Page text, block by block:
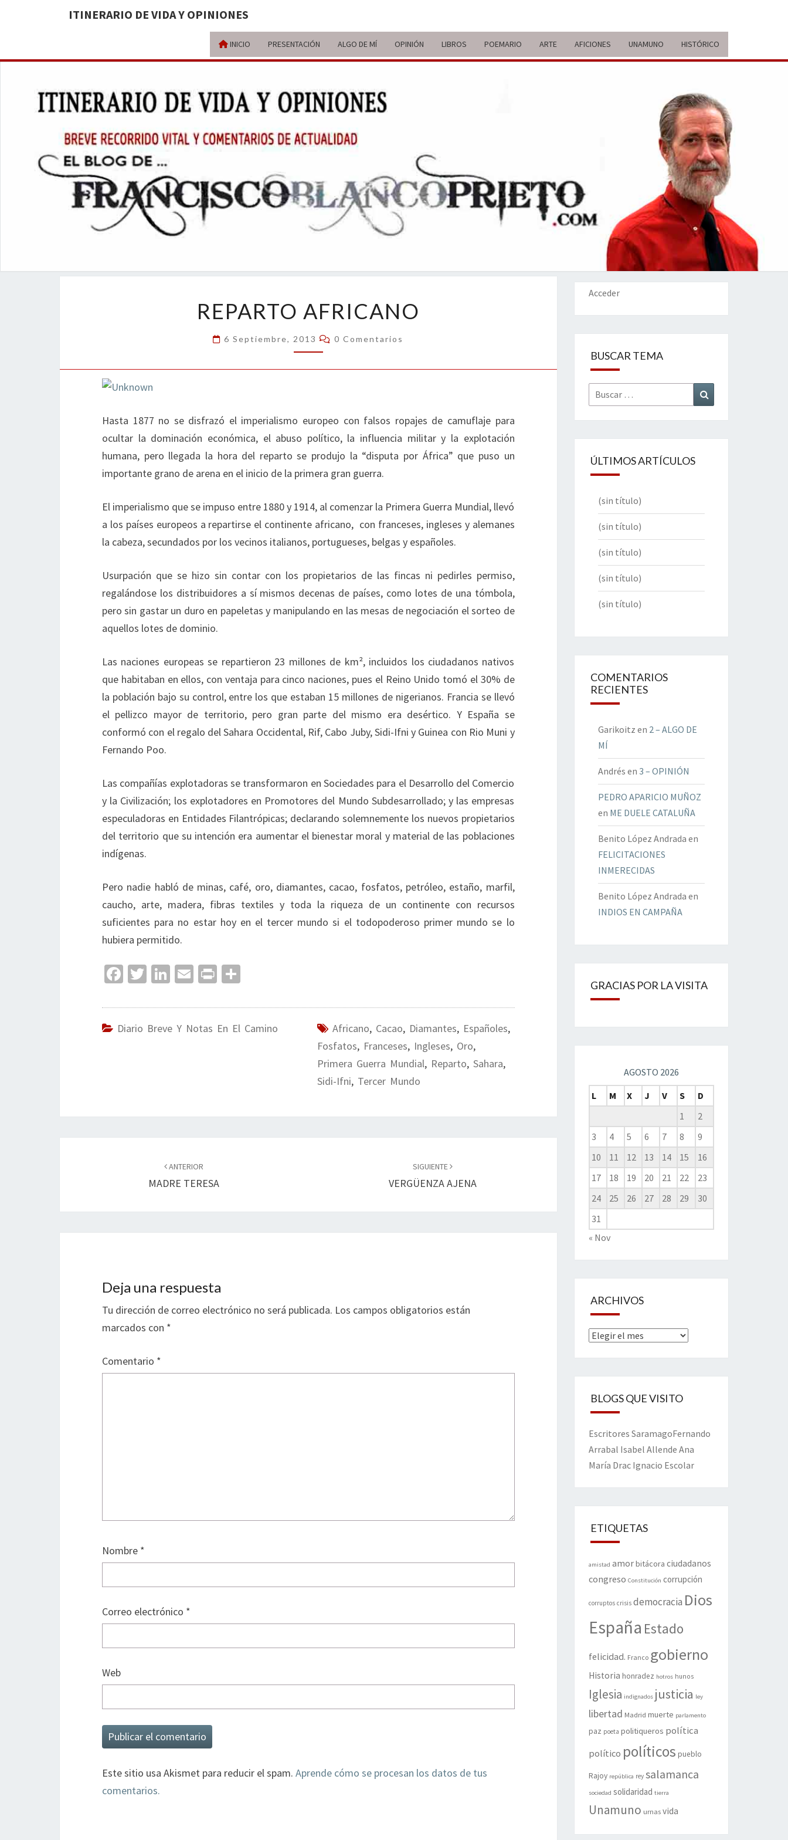
ITINERARIO DE VIDA Y OPINIONES
INICIO PRESENTACIÓN ALGO DE MÍ OPINIÓN LIBROS POEMARIO ARTE AFICIONES UNAMUNO HISTÓRICO
ITINERARIO
DE VIDA Y
OPINIONES
BREVE
RECORRIDO
VITAL Y
COMENTARIOS
ACTUALIDAD
AFRICANO
REPARTO AFRICANO
6 Septiembre, 2013 Comentarios
0 Comentarios
Hasta 1877 no se disfrazó el imperialismo europeo con falsos ropajes de camuflaje para
ocultar la dominación económica, el abuso político, la influencia militar y la explotación
humana, pero llegada la hora del reparto se produjo la “disputa por África” que puso un
importante grano de arena en el inicio de la primera gran guerra.
El imperialismo que se impuso entre 1880 y 1914, al comenzar la Primera Guerra Mundial, llevó
a los países europeos a repartirse el continente africano, con franceses, ingleses y alemanes
la cabeza, secundados por los vecinos italianos, portugueses, belgas y españoles.
Usurpación que se hizo sin contar con los propietarios de las fincas ni pedirles permiso,
regalándose los distribuidores a sí mismos decenas de países, como lotes de una tómbola,
pero sin gastar un duro en papeletas y manipulando en las mesas de negociación el sorteo de
aquellos lotes de dominio.
Las naciones europeas se repartieron 23 millones de km², incluidos los ciudadanos nativos
que habitaban en ellos, con ventaja para cinco naciones, pues el Reino Unido tomó el 30% de
la población bajo su control, entre los que estaban 15 millones de nigerianos. Francia se llevó
el pellizco mayor de territorio, pero gran parte del mismo era desértico. Y España se
conformó con el regalo del Sahara Occidental, Rif, Cabo Juby, Sidi-Ifni y Guinea con Rio Muni y
Fernando Poo.
Las compañías explotadoras se transformaron en Sociedades para el Desarrollo del Comercio
y la Civilización; los explotadores en Promotores del Mundo Subdesarrollado; y las empresas
especuladoras en Entidades Filantrópicas; declarando solemnemente los nuevos propietarios
del territorio que su intención era aumentar el bienestar moral y material de las poblaciones
indígenas.
Pero nadie habló de minas, café, oro, diamantes, cacao, fosfatos, petróleo, estaño, marfil,
caucho, arte, madera, fibras textiles y toda la riqueza de un continente con recursos
suficientes para no estar hoy en el tercer mundo si el todopoderoso primer mundo se lo
hubiera permitido.
Fa
b
o
T
tt
er
Li
ke
dI
E
ai
l
Pr
t
m
p
Diario Breve Y Notas En El Camino Africano, Cacao, Diamantes, Españoles,
Fosfatos, Franceses, Ingleses, Oro,
Primera Guerra Mundial, Reparto, Sahara,
Sidi-Ifni, Tercer Mundo
ANTERIOR
MADRE TERESA
SIGUIENTE
VERGÜENZA AJENA
Deja una respuesta
Tu dirección de correo electrónico no será publicada. Los campos obligatorios están
marcados con *
Comentario *
Nombre *
Correo electrónico *
Web
Este sitio usa Akismet para reducir el spam. Aprende cómo se procesan los datos de tus
comentarios.
Acceder
BUSCAR TEMA
Buscar
por:
ÚLTIMOS ARTÍCULOS
(sin título)
(sin título)
(sin título)
(sin título)
(sin título)
COMENTARIOS
RECIENTES
Garikoitz en 2 – ALGO DE
MÍ
Andrés en 3 – OPINIÓN
PEDRO APARICIO MUÑOZ
en ME DUELE CATALUÑA
Benito López Andrada en
FELICITACIONES
INMERECIDAS
Benito López Andrada en
INDIOS EN CAMPAÑA
GRACIAS POR LA VISITA
AGOSTO 2026
L
M X J V S
D
1
2
3
4 5 6 7 8
9
10
11 12 13 14 15
16
17
18 19 20 21 22
23
24
25 26 27 28 29
30
31
« Nov
ARCHIVOS
Archivos
BLOGS QUE VISITO
Escritores SaramagoFernando
Arrabal Isabel Allende Ana
María Drac Ignacio Escolar
ETIQUETAS
amistad amorbitácora ciudadanos
congreso Constitución corrupción
corruptos crisis democracia Dios
España Estado
felicidad. Franco gobierno
Historia honradez hotros hunos
Iglesia indignados justicia ley
libertad Madrid muerte parlamento
paz poeta politiqueros política
político políticos pueblo
Rajoy república rey salamanca
sociedad solidaridad tierra
Unamuno urnas vida